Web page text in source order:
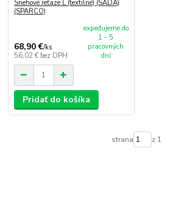
Snehové reťaze L (textilné) (SADA)
(SPARCO)
68,90 €/ks
56,02 € bez DPH
expedujeme do
1 - 5
pracovných
dní
Pridať do košíka
strana z 1